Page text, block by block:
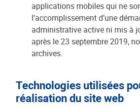
applications mobiles qui ne
l’accomplissement d’une
administrative active ni mis à
après le 23 septembre 2019,
archives.
Technologies utilisées
réalisation du site web